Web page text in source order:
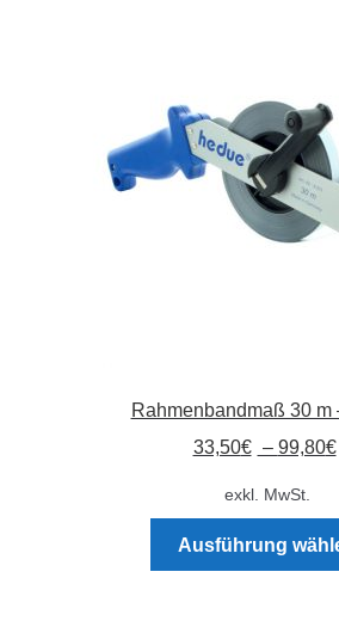
Arbeitskleidung
Rahmenbandmaß 30 m
33,50€ – 99,80€
exkl. MwSt.
Ausführung